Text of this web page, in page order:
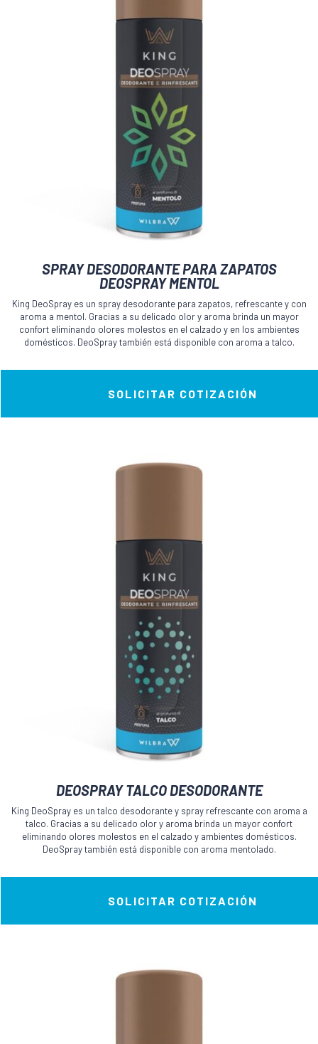
producto
múltiples
variantes.
opciones
pueden
SPRAY DESODORANTE PARA ZAPATOS
DEOSPRAY MENTOL
King DeoSpray es un spray desodorante para zapatos, refrescante y con
aroma a mentol. Gracias a su delicado olor y aroma brinda un mayor
confort eliminando olores molestos en el calzado y en los ambientes
domésticos. DeoSpray también está disponible con aroma a talco.
SOLICITAR COTIZACIÓN
DEOSPRAY TALCO DESODORANTE
King DeoSpray es un talco desodorante y spray refrescante con aroma a
talco. Gracias a su delicado olor y aroma brinda un mayor confort
eliminando olores molestos en el calzado y ambientes domésticos.
DeoSpray también está disponible con aroma mentolado.
SOLICITAR COTIZACIÓN